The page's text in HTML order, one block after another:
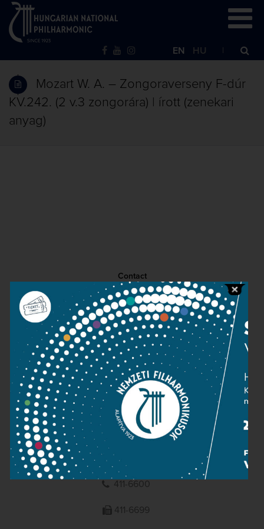
EN HU
Mozart W. A. – Zongoraverseny F-dúr
KV.242. (2 v.3 zongorára) | írott (zenekari
anyag)
Contact
Public information
Press room
Terms and privacy
Imprint
NATIONAL PHILHARMONIC
1095 Budapest, Komor Marcell u. 1. (Müpa)
411-6600
411-6699